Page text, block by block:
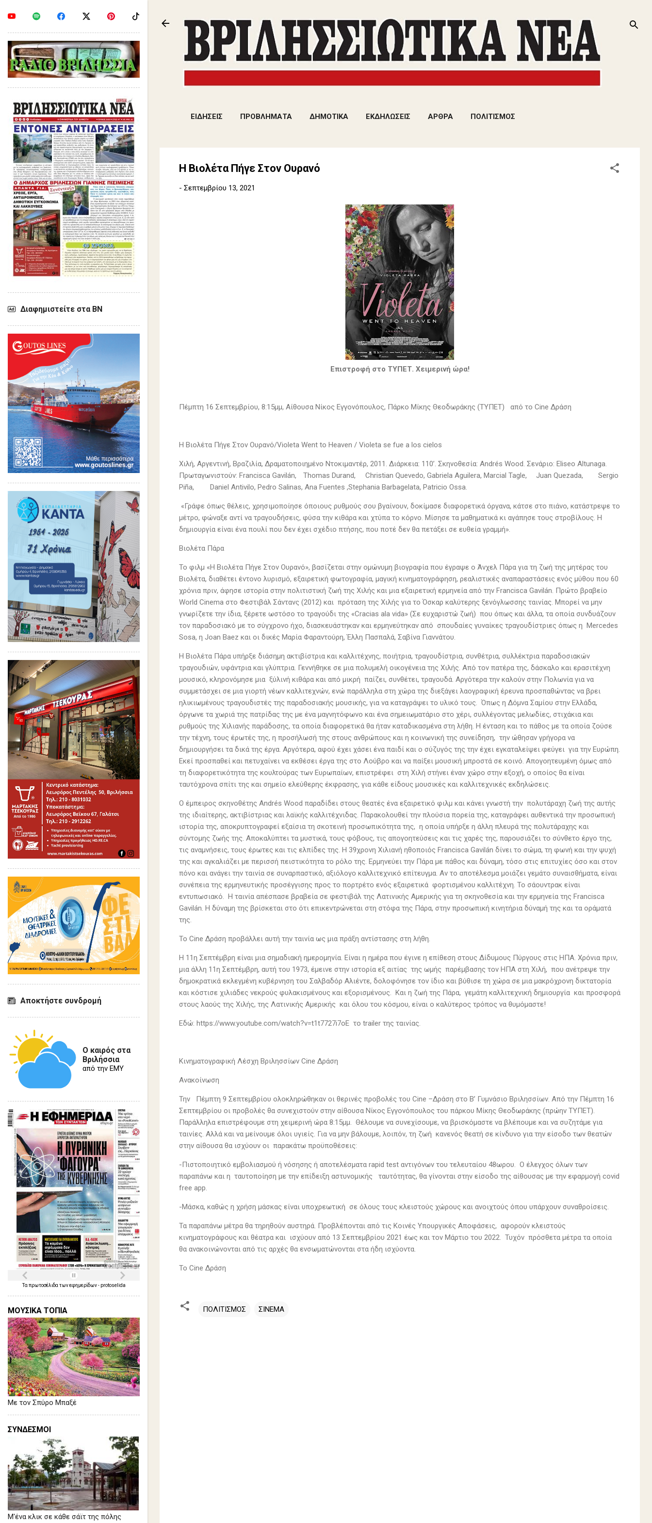
ΕΙΔΗΣΕΙΣ ΠΡΟΒΛΗΜΑΤΑ ΔΗΜΟΤΙΚΑ ΕΚΔΗΛΩΣΕΙΣ ΑΡΘΡΑ ΠΟΛΙΤΙΣΜΟΣ
Η Βιολέτα Πήγε Στον Ουρανό
- Σεπτεμβρίου 13, 2021
Επιστροφή στο ΤΥΠΕΤ. Χειμερινή ώρα!
Πέμπτη 16 Σεπτεμβρίου, 8:15μμ, Αίθουσα Νίκος Εγγονόπουλος, Πάρκο Μίκης Θεοδωράκης (ΤΥΠΕΤ) από το Cine Δράση
Η Βιολέτα Πήγε Στον Ουρανό/Violeta Went to Heaven / Violeta se fue a los cielos
Xιλή, Αργεντινή, Βραζιλία, Δραματοποιημένο Ντοκιμαντέρ, 2011. Διάρκεια: 110’. Σκηνοθεσία: Andrés Wood. Σενάριο: Eliseo Altunaga.
Πρωταγωνιστούν: Francisca Gavilán,
Thomas Durand, Christian Quevedo, Gabriela Aguilera, Marcial Tagle, Juan Quezada,
Sergio
Piña,
Daniel Antivilo, Pedro Salinas, Ana Fuentes ,Stephania Barbagelata, Patricio Ossa.
«Γράφε όπως θέλεις, χρησιμοποίησε όποιους ρυθμούς σου βγαίνουν, δοκίμασε διαφορετικά όργανα, κάτσε στο πιάνο, κατάστρεψε το
μέτρο, φώναξε αντί να τραγουδήσεις, φύσα την κιθάρα και χτύπα το κόρνο. Μίσησε τα μαθηματικά κι αγάπησε τους στροβίλους. Η
δημιουργία είναι ένα πουλί που δεν έχει σχέδιο πτήσης, που ποτέ δεν θα πετάξει σε ευθεία γραμμή».
Βιολέτα Πάρα
Το φιλμ «Η Βιολέτα Πήγε Στον Ουρανό», βασίζεται στην ομώνυμη βιογραφία που έγραψε ο Άνχελ Πάρα για τη ζωή της μητέρας του
Βιολέτα, διαθέτει έντονο λυρισμό, εξαιρετική φωτογραφία, μαγική κινηματογράφηση, ρεαλιστικές αναπαραστάσεις ενός μύθου που 60
χρόνια πριν, άφησε ιστορία στην πολιτιστική ζωή της Χιλής και μια εξαιρετική ερμηνεία από την Francisca Gavilán. Πρώτο βραβείο
World Cinema στο Φεστιβάλ Σάντανς (2012) και πρόταση της Χιλής για το Όσκαρ καλύτερης ξενόγλωσσης ταινίας. Μπορεί να μην
γνωρίζετε την ίδια, ξέρετε ωστόσο το τραγούδι της «Cracias ala vida» (Σε ευχαριστώ ζωή) που όπως και άλλα, τα οποία συνδυάζουν
τον παραδοσιακό με το σύγχρονο ήχο, διασκευάστηκαν και ερμηνεύτηκαν από σπουδαίες γυναίκες τραγουδίστριες όπως η Mercedes
Sosa, η Joan Baez και οι δικές Μαρία Φαραντούρη, Έλλη Πασπαλά, Σαβίνα Γιαννάτου.
Η Βιολέτα Πάρα υπήρξε διάσημη ακτιβίστρια και καλλιτέχνης, ποιήτρια, τραγουδίστρια, συνθέτρια, συλλέκτρια παραδοσιακών
τραγουδιών, υφάντρια και γλύπτρια. Γεννήθηκε σε μια πολυμελή οικογένεια της Χιλής. Από τον πατέρα της, δάσκαλο και ερασιτέχνη
μουσικό, κληρονόμησε μια ξύλινή κιθάρα και από μικρή παίζει, συνθέτει, τραγουδά. Αργότερα την καλούν στην Πολωνία για να
συμμετάσχει σε μια γιορτή νέων καλλιτεχνών, ενώ παράλληλα στη χώρα της διεξάγει λαογραφική έρευνα προσπαθώντας να βρει
ηλικιωμένους τραγουδιστές της παραδοσιακής μουσικής, για να καταγράψει το υλικό τους. Όπως η Δόμνα Σαμίου στην Ελλάδα,
όργωνε τα χωριά της πατρίδας της με ένα μαγνητόφωνο και ένα σημειωματάριο στο χέρι, συλλέγοντας μελωδίες, στιχάκια και
ρυθμούς της Χιλιανής παράδοσης, τα οποία διαφορετικά θα ήταν καταδικασμένα στη λήθη. Η ένταση και το πάθος με τα οποία ζούσε
την τέχνη, τους έρωτές της, η προσήλωσή της στους ανθρώπους και η κοινωνική της συνείδηση, την ώθησαν γρήγορα να
δημιουργήσει τα δικά της έργα. Αργότερα, αφού έχει χάσει ένα παιδί και ο σύζυγός της την έχει εγκαταλείψει φεύγει για την Ευρώπη.
Εκεί προσπαθεί και πετυχαίνει να εκθέσει έργα της στο Λούβρο και να παίξει μουσική μπροστά σε κοινό. Απογοητευμένη όμως από
τη διαφορετικότητα της κουλτούρας των Ευρωπαίων, επιστρέφει στη Χιλή στήνει έναν χώρο στην εξοχή, ο οποίος θα είναι
ταυτόχρονα σπίτι της και σημείο ελεύθερης έκφρασης, για κάθε είδους μουσικές και καλλιτεχνικές εκδηλώσεις.
Ο έμπειρος σκηνοθέτης Andrés Wood παραδίδει στους θεατές ένα εξαιρετικό φιλμ και κάνει γνωστή την πολυτάραχη ζωή της αυτής
της ιδιαίτερης, ακτιβίστριας και λαϊκής καλλιτέχνιδας. Παρακολουθεί την πλούσια πορεία της, καταγράφει αυθεντικά την προσωπική
ιστορία της, αποκρυπτογραφεί εξαίσια τη σκοτεινή προσωπικότητα της, η οποία υπήρξε η άλλη πλευρά της πολυτάραχης και
σύντομης ζωής της. Αποκαλύπτει τα μυστικά, τους φόβους, τις απογοητεύσεις και τις χαρές της, παρουσιάζει το σύνθετο έργο της,
τις αναμνήσεις, τους έρωτες και τις ελπίδες της. Η 39χρονη Χιλιανή ηθοποιός Francisca Gavilán δίνει το σώμα, τη φωνή και την ψυχή
της και αγκαλιάζει με περισσή πειστικότητα το ρόλο της. Ερμηνεύει την Πάρα με πάθος και δύναμη, τόσο στις επιτυχίες όσο και στον
πόνο και ανάγει την ταινία σε συναρπαστικό, αξιόλογο καλλιτεχνικό επίτευγμα. Αν το αποτέλεσμα μοιάζει γεμάτο συναισθήματα, είναι
συνέπεια της ερμηνευτικής προσέγγισης προς το πορτρέτο ενός εξαιρετικά φορτισμένου καλλιτέχνη. Το σάουντρακ είναι
εντυπωσιακό. Η ταινία απέσπασε βραβεία σε φεστιβάλ της Λατινικής Αμερικής για τη σκηνοθεσία και την ερμηνεία της Francisca
Gavilán. Η δύναμη της βρίσκεται στο ότι επικεντρώνεται στη στόφα της Πάρα, στην προσωπική κινητήρια δύναμή της και τα οράματά
της.
Το Cine Δράση προβάλλει αυτή την ταινία ως μια πράξη αντίστασης στη λήθη.
Η 11η Σεπτέμβρη είναι μια σημαδιακή ημερομηνία. Είναι η ημέρα που έγινε η επίθεση στους Δίδυμους Πύργους στις ΗΠΑ. Χρόνια πριν,
μια άλλη 11η Σεπτέμβρη, αυτή του 1973, έμεινε στην ιστορία εξ αιτίας της ωμής παρέμβασης τον ΗΠΑ στη Χιλή, που ανέτρεψε την
δημοκρατικά εκλεγμένη κυβέρνηση του Σαλβαδόρ Αλιέντε, δολοφόνησε τον ίδιο και βύθισε τη χώρα σε μια μακρόχρονη δικτατορία
και κόστισε χιλιάδες νεκρούς φυλακισμένους και εξορισμένους. Και η ζωή της Πάρα, γεμάτη καλλιτεχνική δημιουργία και προσφορά
στους λαούς της Χιλής, της Λατινικής Αμερικής και όλου του κόσμου, είναι ο καλύτερος τρόπος να θυμόμαστε!
Εδώ: https://www.youtube.com/watch?v=t1t7727i7oE το trailer της ταινίας.
Κινηματογραφική Λέσχη Βριλησσίων Cine Δράση
Ανακοίνωση
Την Πέμπτη 9 Σεπτεμβρίου ολοκληρώθηκαν οι θερινές προβολές του Cine –Δράση στο Β’ Γυμνάσιο Βριλησσίων. Από την Πέμπτη 16
Σεπτεμβρίου οι προβολές θα συνεχιστούν στην αίθουσα Νίκος Εγγονόπουλος του πάρκου Μίκης Θεοδωράκης (πρώην ΤΥΠΕΤ).
Παράλληλα επιστρέφουμε στη χειμερινή ώρα 8:15μμ. Θέλουμε να συνεχίσουμε, να βρισκόμαστε να βλέπουμε και να συζητάμε για
ταινίες. Αλλά και να μείνουμε όλοι υγιείς. Για να μην βάλουμε, λοιπόν, τη ζωή κανενός θεατή σε κίνδυνο για την είσοδο των θεατών
στην αίθουσα θα ισχύουν οι παρακάτω προϋποθέσεις:
-Πιστοποιητικό εμβολιασμού ή νόσησης ή αποτελέσματα rapid test αντιγόνων του τελευταίου 48ωρου. Ο έλεγχος όλων των
παραπάνω και η ταυτοποίηση με την επίδειξη αστυνομικής ταυτότητας, θα γίνονται στην είσοδο της αίθουσας με την εφαρμογή covid
free app.
-Μάσκα, καθώς η χρήση μάσκας είναι υποχρεωτική σε όλους τους κλειστούς χώρους και ανοιχτούς όπου υπάρχουν συναθροίσεις.
Τα παραπάνω μέτρα θα τηρηθούν αυστηρά. Προβλέπονται από τις Κοινές Υπουργικές Αποφάσεις, αφορούν κλειστούς
κινηματογράφους και θέατρα και ισχύουν από 13 Σεπτεμβρίου 2021 έως και τον Μάρτιο του 2022. Τυχόν πρόσθετα μέτρα τα οποία
θα ανακοινώνονται από τις αρχές θα ενσωματώνονται στα ήδη ισχύοντα.
Το Cine Δράση
ΠΟΛΙΤΙΣΜΟΣ ΣΙΝΕΜΑ
Διαφημιστείτε στα ΒΝ
Αποκτήστε συνδρομή
Ο καιρός στα
Βριλήσσια
από την ΕΜΥ
Τα πρωτοσέλιδα τωνεφημερίδων- protoselida
ΜΟΥΣΙΚΑ ΤΟΠΙΑ
Με τον Σπύρο Μπαξέ
ΣΥΝΔΕΣΜΟΙ
Μ'ένα κλικ σε κάθε σάϊτ της πόλης